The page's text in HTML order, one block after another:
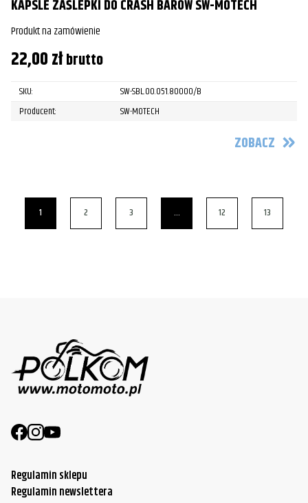
KAPSLE ZAŚLEPKI DO CRASH BARÓW SW-MOTECH
Produkt na zamówienie
22,00złbrutto
SKU:
SW-SBL.00.051.80000/B
Producent:
SW-MOTECH
ZOBACZ
1 2 3 … 12 13
Regulamin sklepu
Regulamin newslettera